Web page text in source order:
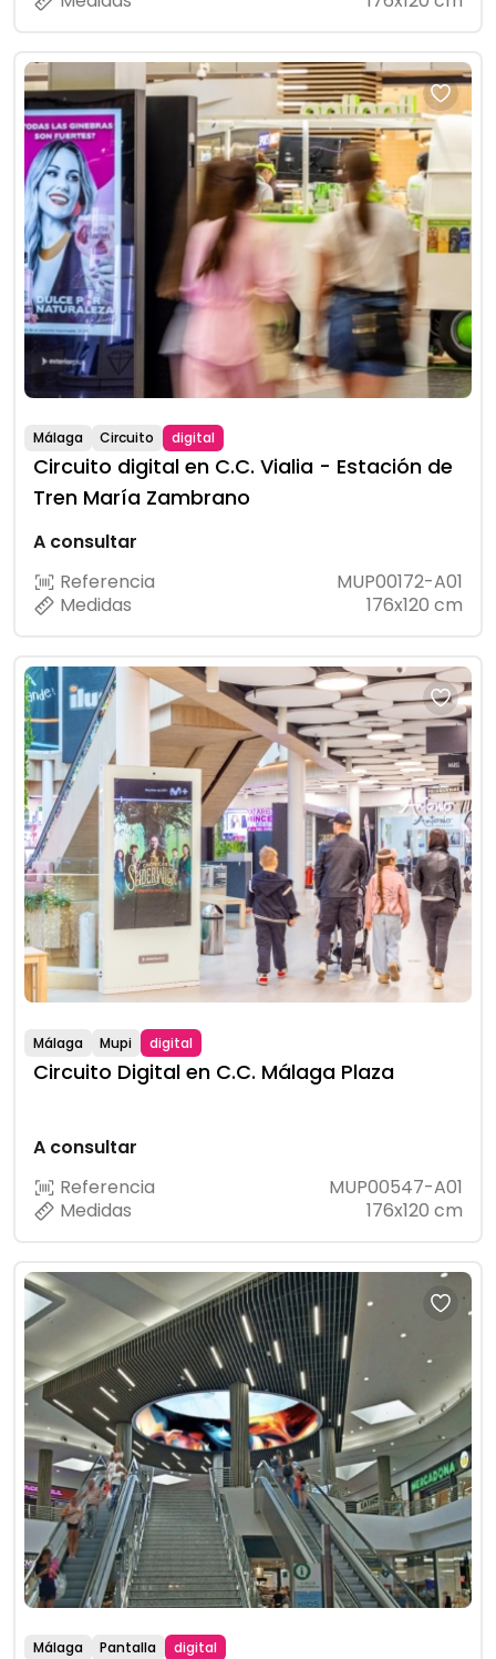
Málaga Circuito digital
Circuito digital en C.C. Vialia - Estación de
Tren María Zambrano
A consultar
Referencia
MUP00172-A01
Medidas
176x120 cm
Málaga Mupi digital
Circuito Digital en C.C. Málaga Plaza
A consultar
Referencia
MUP00547-A01
Medidas
176x120 cm
Málaga Pantalla digital